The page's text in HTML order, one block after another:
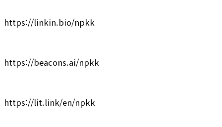
https://linkin.bio/npkk
https://beacons.ai/npkk
https://lit.link/en/npkk